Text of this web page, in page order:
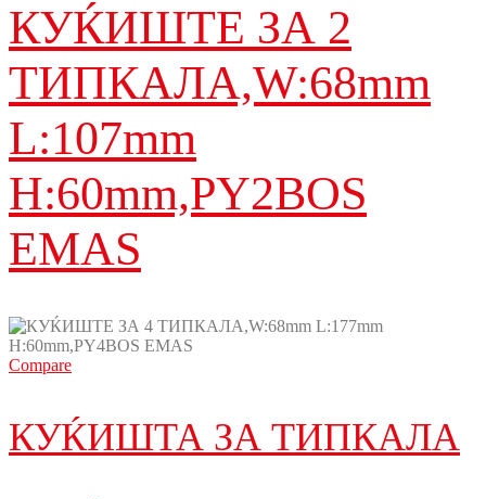
КУЌИШТЕ ЗА 2
ТИПКАЛA,W:68mm
L:107mm
H:60mm,PY2BOS
EMAS
Compare
КУЌИШТА ЗА ТИПКАЛА